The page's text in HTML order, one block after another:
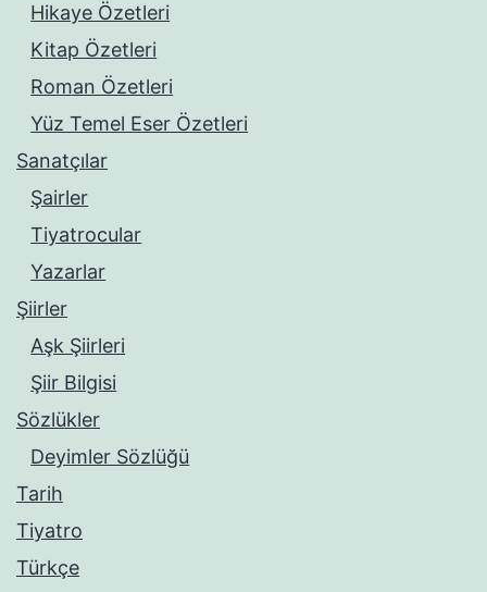
Hikaye Özetleri
Kitap Özetleri
Roman Özetleri
Yüz Temel Eser Özetleri
Sanatçılar
Şairler
Tiyatrocular
Yazarlar
Şiirler
Aşk Şiirleri
Şiir Bilgisi
Sözlükler
Deyimler Sözlüğü
Tarih
Tiyatro
Türkçe